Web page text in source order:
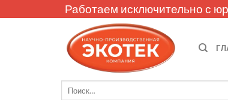
to
Работаем исключительно с